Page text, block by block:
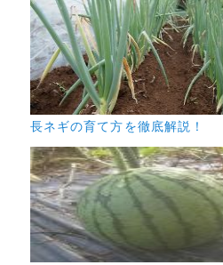
長ネギの育て方を徹底解説！